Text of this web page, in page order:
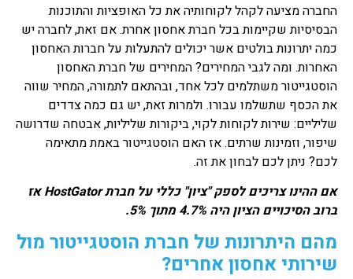
החברה מציעה לקהל לקוחותיה את כל האופציות והתוכנות
הבסיסיות שקיימות בכל חברת אחסון אחרת. אם זאת, לחברה יש
כמה יתרונות בולטים אשר יכולים להתעלות על חברות האחסון
האחרות. ומה לגבי המחירים? המחירים של חברת האחסון
הוסטגייטור משתלמים לכל אחד, ובהתאם לתמורה, המחיר שווה
את הכסף שתשלמו עבורו. ולמרות זאת, יש גם כמה צדדים
שליליים: שירות לקוחות לקוי, ביקורות שליליות, אבטחה שדרושה
שיפור, וזמינות שרתים. אז האם הוסטגייטור באמת מתאימה
לכם? ניתן לכם לבחון את זה.
אם ההינו צריכים לספק "ציון" כללי על חברתHostGatorאז
ברוב הסיכויים הציון היה 4.7% מתוך 5%.
מהם היתרונות של חברת הוסטגייטור מול
שירותי אחסון אחרים?